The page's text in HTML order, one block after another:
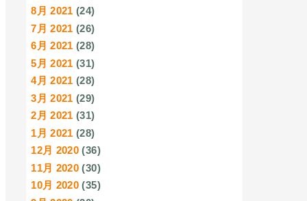
8月 2021 (24)
7月 2021 (26)
6月 2021 (28)
5月 2021 (31)
4月 2021 (28)
3月 2021 (29)
2月 2021 (31)
1月 2021 (28)
12月 2020 (36)
11月 2020 (30)
10月 2020 (35)